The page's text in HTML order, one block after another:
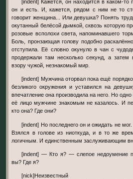
[indent] Кажется, он находится в каком-то переулке. Да, точно — это
он и есть. И, кажется, рядом с ним не то
говорит женщина... Или девушка? Понять
окутанный белёсой дымкой, сквозь которую
розовые всполохи света, напоминавшего
Боль, пронзающая голову подобно
отступила. Её словно окунуло в чан с
продержали там несколько секунд, а
взору чужой, незнакомый мир.
[indent] Мужчина оторвал пока ещё порядком остекленевшие глаза от
безликого окружения и уставился на
впечатление она производила на него. Но
её лицо мужчине знакомым не казалось. И
кто она? Где они?
[indent] Но последнего он и ожидать не мог. Вопрос возник сам собой.
Взялся в голове из ниоткуда, и в то же
логичным. И единственным заслуживающим
[indent] — Кто я? — слепое недоумение повисло в воздухе. — Кто
вы? Где я?
[nick]Неизвестный мужчина[/nick]